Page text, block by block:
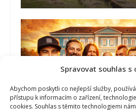
Spravovat souhlas s
Abychom poskytli co nejlepší služby,
přístupu k informacím o zařízení,
cookies. Souhlas s těmito technologiemi